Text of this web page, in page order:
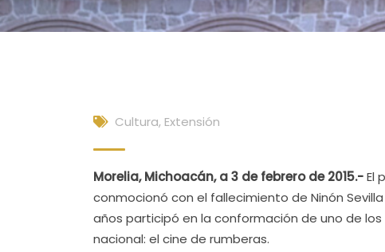
Cultura, Extensión
Morelia, Michoacán, a 3 de febrero de 2015.-El
conmocionó con el fallecimiento de Ninón
años participó en la conformación de uno de
nacional: el cine de rumberas.